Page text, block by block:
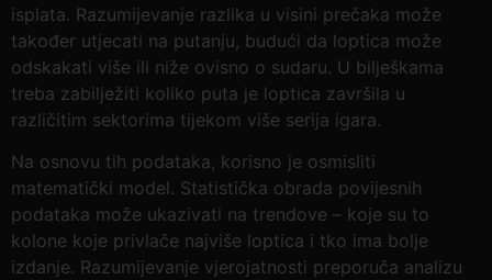
isplata. Razumijevanje razlika u visini prečaka može
također utjecati na putanju, budući da loptica može
odskakati više ili niže ovisno o sudaru. U bilješkama
treba zabilježiti koliko puta je loptica završila u
različitim sektorima tijekom više serija igara.
Na osnovu tih podataka, korisno je osmisliti
matematički model. Statistička obrada povijesnih
podataka može ukazivati na trendove – koje su to
kolone koje privlače najviše loptica i tko ima bolje
izdanje. Razumijevanje vjerojatnosti preporuča analizu